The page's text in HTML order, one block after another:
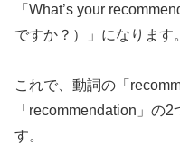
「What’s your
ですか？）」になります。
これで、動詞の「
「recommendation」の
す。